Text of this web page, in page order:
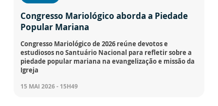
Congresso Mariológico aborda a Piedade
Popular Mariana
Congresso Mariológico de 2026 reúne devotos e
estudiosos no Santuário Nacional para refletir sobre a
piedade popular mariana na evangelização e missão da
Igreja
15 MAI 2026 - 15H49